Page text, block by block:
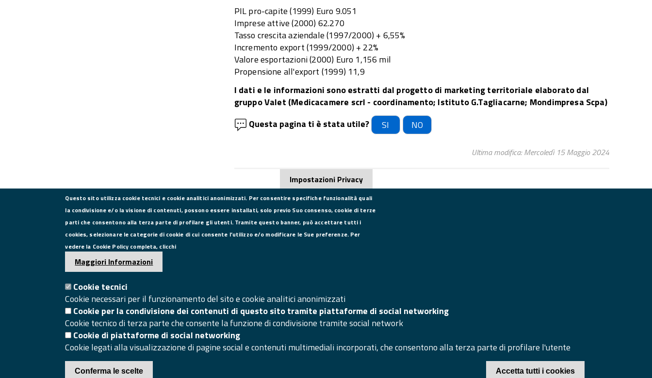
PIL pro-capite (1999) Euro 9.051
Imprese attive (2000) 62.270
Tasso crescita aziendale (1997/2000) + 6,55%
Incremento export (1999/2000) + 22%
Valore esportazioni (2000) Euro 1,156 mil
Propensione all'export (1999) 11,9
I dati e le informazioni sono estratti dal progetto di marketing territoriale elaborato dal
gruppo Valet (Medicacamere scrl - coordinamento; Istituto G.Tagliacarne; Mondimpresa Scpa)
Questa pagina ti è stata utile?
SI NO
Ultima modifica: Mercoledì 15 Maggio 2024
CONTATTI
Tel. 0823249111
camera.commercio.caserta@ce.legalmail.camcom.it
Email: info@ce.camcom.it
DATI PER LA FATTURAZIONE
Accesso redazione sito
© 2020 Camera di Commercio di Caserta
Impostazioni Privacy
Questo sito utilizza cookie tecnici e cookie analitici anonimizzati. Per consentire specifiche funzionalità quali
la condivisione e/o la visione di contenuti, possono essere installati, solo previo Suo consenso, cookie di terze
parti che consentono alla terza parte di profilare gli utenti. Tramite questo banner, può accettare tutti i
cookies, selezionare le categorie di cookie di cui consente l’utilizzo e/o modificare le Sue preferenze. Per
vedere la Cookie Policy completa, clicchi
Maggiori Informazioni
Cookie tecnici
Cookie necessari per il funzionamento del sito e cookie analitici anonimizzati
Cookie per la condivisione dei contenuti di questo sito tramite piattaforme di social networking
Cookie tecnico di terza parte che consente la funzione di condivisione tramite social network
Cookie di piattaforme di social networking
Cookie legati alla visualizzazione di pagine social e contenuti multimediali incorporati, che consentono alla terza parte di profilare l'utente
Conferma le scelte Accetta tutti i cookies